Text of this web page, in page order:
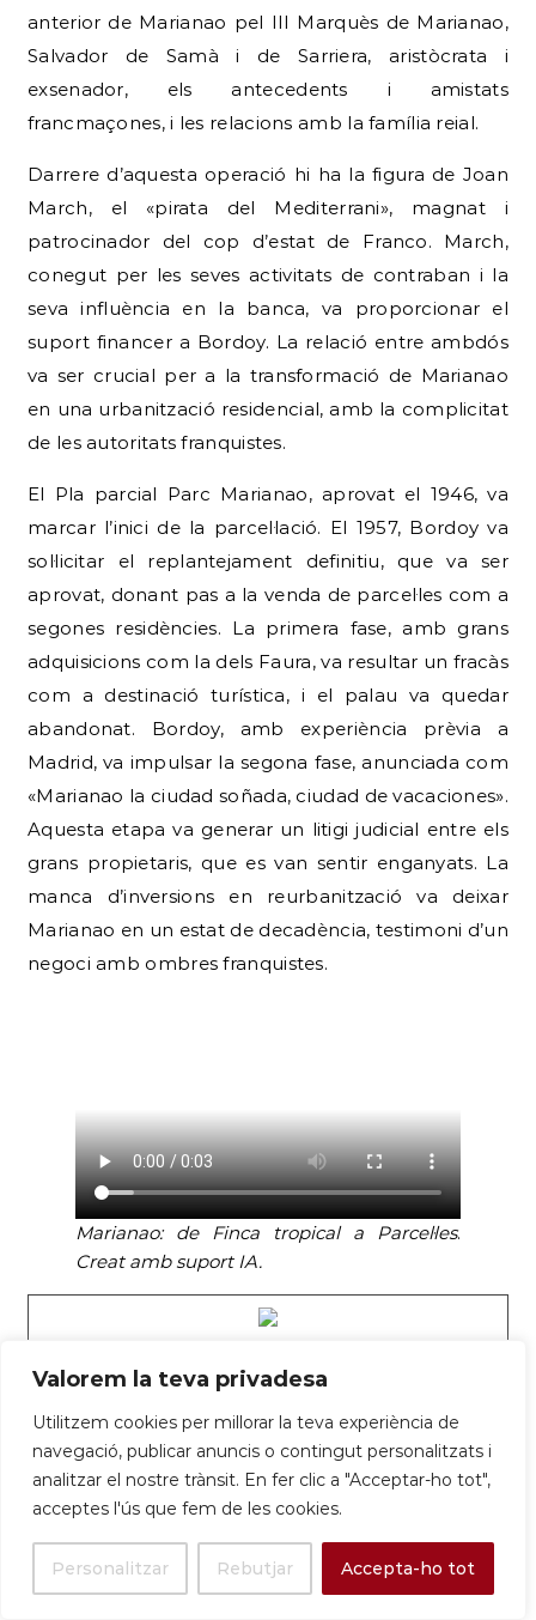
Valorem la teva privadesa
Utilitzem cookies per millorar la teva experiència de
navegació, publicar anuncis o contingut personalitzats i
analitzar el nostre trànsit. En fer clic a "Acceptar-ho tot",
acceptes l'ús que fem de les cookies.
Personalitzar Rebutjar Accepta-ho tot
anterior de Marianao pel III Marquès de Marianao,
Salvador de Samà i de Sarriera, aristòcrata i
exsenador, els antecedents i amistats
francmaçones, i les relacions amb la família reial.
Darrere d’aquesta operació hi ha la figura de Joan
March, el «pirata del Mediterrani», magnat i
patrocinador del cop d’estat de Franco. March,
conegut per les seves activitats de contraban i la
seva influència en la banca, va proporcionar el
suport financer a Bordoy. La relació entre ambdós
va ser crucial per a la transformació de Marianao
en una urbanització residencial, amb la complicitat
de les autoritats franquistes.
El Pla parcial Parc Marianao, aprovat el 1946, va
marcar l’inici de la parcel·lació. El 1957, Bordoy va
sol·licitar el replantejament definitiu, que va ser
aprovat, donant pas a la venda de parcel·les com a
segones residències. La primera fase, amb grans
adquisicions com la dels Faura, va resultar un fracàs
com a destinació turística, i el palau va quedar
abandonat. Bordoy, amb experiència prèvia a
Madrid, va impulsar la segona fase, anunciada com
«Marianao la ciudad soñada, ciudad de vacaciones».
Aquesta etapa va generar un litigi judicial entre els
grans propietaris, que es van sentir enganyats. La
manca d’inversions en reurbanització va deixar
Marianao en un estat de decadència, testimoni d’un
negoci amb ombres franquistes.
Marianao: de Finca tropical a Parcel·les.
Creat amb suport IA.
Del marquesat
a la parcel·lació
: un
negoci amb ombres
franquistes –
La història de la Finca de Marianao (Sant Boi de
Llobregat) és una lliçó magistral de com es van